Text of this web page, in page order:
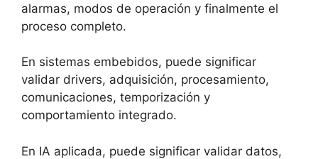
alarmas, modos de operación y finalmente el
proceso completo.
En sistemas embebidos, puede significar
validar drivers, adquisición, procesamiento,
comunicaciones, temporización y
comportamiento integrado.
En IA aplicada, puede significar validar datos,